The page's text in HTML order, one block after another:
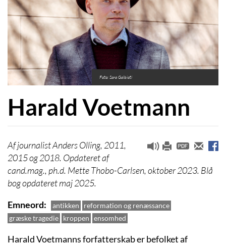
Foto: Sara Galbiati
Harald Voetmann
journalist Anders Olling, 2011,
2015 og 2018. Opdateret af
cand.mag., ph.d. Mette Thobo-Carlsen, oktober 2023. Blå
bog opdateret maj 2025.
Emneord
antikken
reformation og renæssance
græske tragedie kroppen ensomhed
Harald Voetmanns forfatterskab er befolket af